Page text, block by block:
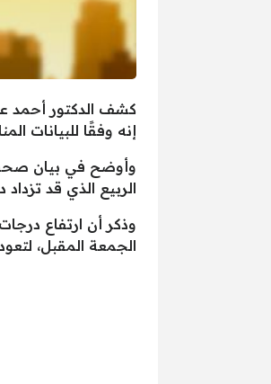
كشف الدكتور أحمد
إنه وفقًا للبيانات
الربيع الذي قد
وذكر أن ارتفاع
الجمعة المقبل،